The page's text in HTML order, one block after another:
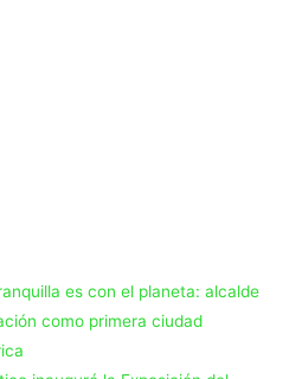
es con el planeta: alcalde
como primera ciudad